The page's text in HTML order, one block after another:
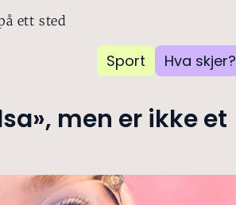
ett sted
Sport Hva skjer?
men er ikke et